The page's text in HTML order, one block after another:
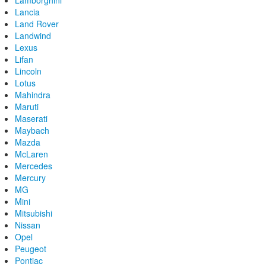
Lancia
Land Rover
Landwind
Lexus
Lifan
Lincoln
Lotus
Mahindra
Maruti
Maserati
Maybach
Mazda
McLaren
Mercedes
Mercury
MG
Mini
Mitsubishi
Nissan
Opel
Peugeot
Pontiac